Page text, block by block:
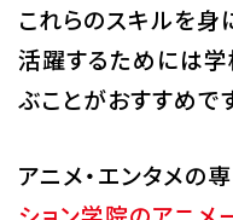
これらのスキルを身
活躍するためには
ぶことがおすすめで
アニメ・エンタメの